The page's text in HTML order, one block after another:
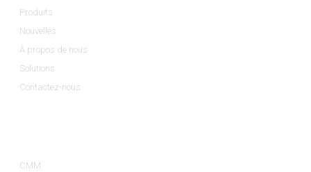
Produits
Nouvelles
À propos de nous
Solutions
Contactez-nous
CMM